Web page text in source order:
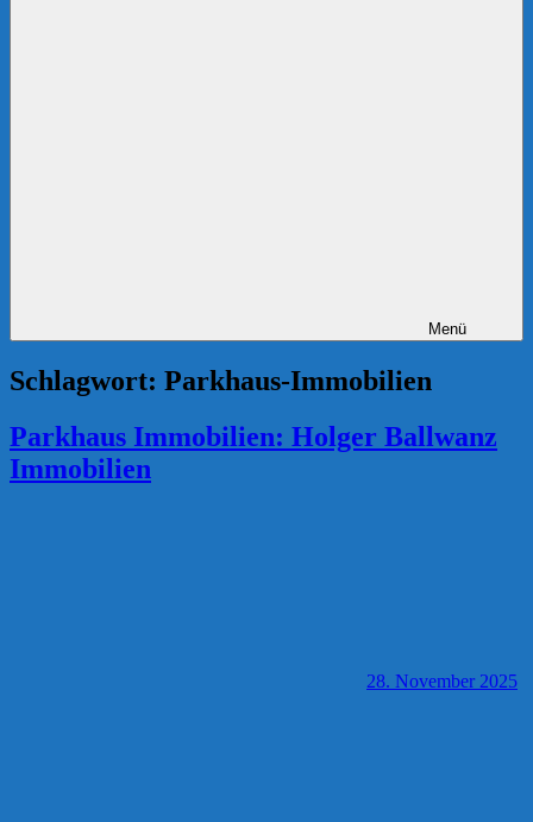
Menü
Schlagwort: Parkhaus-Immobilien
Parkhaus Immobilien: Holger Ballwanz
Immobilien
28. November 2025